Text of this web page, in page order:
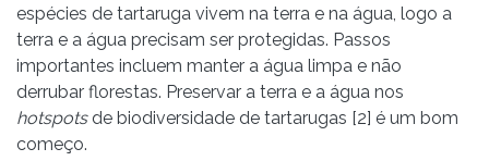
espécies de tartaruga vivem na terra e na água, logo a
terra e a água precisam ser protegidas. Passos
importantes incluem manter a água limpa e não
derrubar florestas. Preservar a terra e a água nos
hotspotsde biodiversidade de tartarugas [2] é um bom
começo.